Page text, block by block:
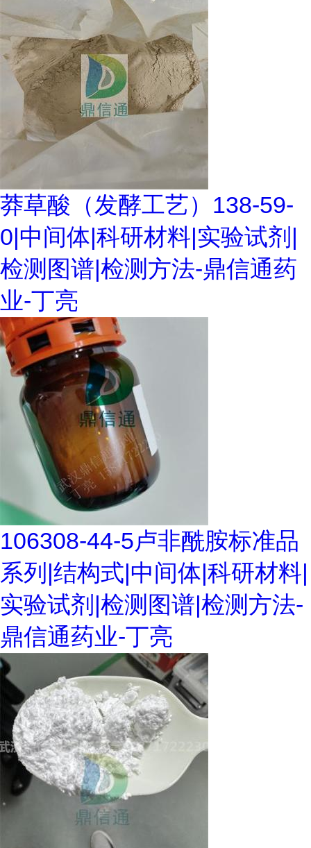
莽草酸（发酵工艺）138-59-
0|中间体|科研材料|实验试剂|
检测图谱|检测方法-鼎信通药
业-丁亮
106308-44-5卢非酰胺标准品
系列|结构式|中间体|科研材料|
实验试剂|检测图谱|检测方法-
鼎信通药业-丁亮